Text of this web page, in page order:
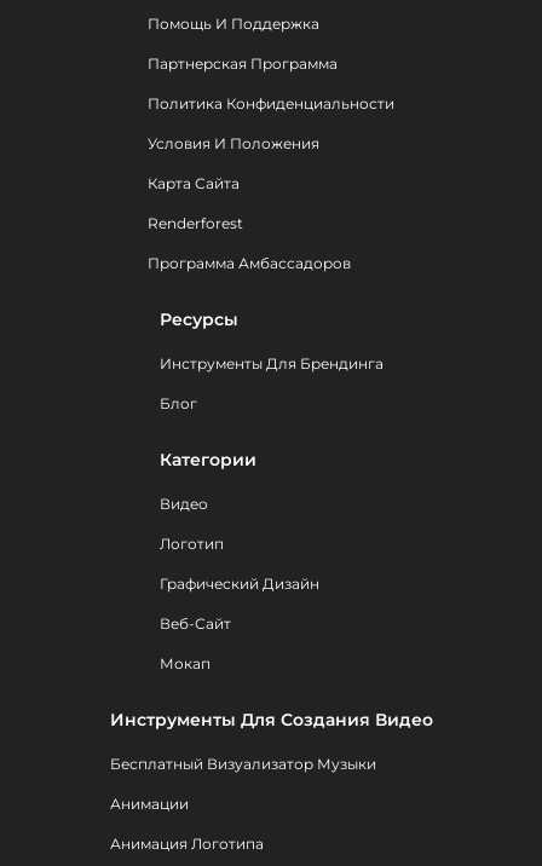
Помощь И Поддержка
Партнерская Программа
Политика Конфиденциальности
Условия И Положения
Карта Сайта
Renderforest
Программа Амбассадоров
Ресурсы
Инструменты Для Брендинга
Блог
Категории
Видео
Логотип
Графический Дизайн
Веб-Сайт
Мокап
Инструменты Для Создания Видео
Бесплатный Визуализатор Музыки
Анимации
Анимация Логотипа